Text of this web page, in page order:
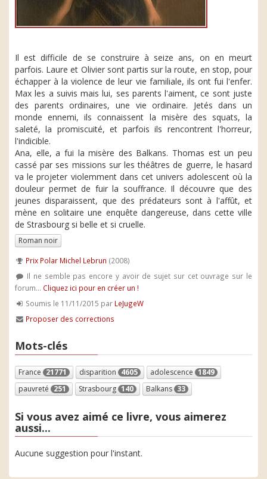
Il est difficile de se construire à seize ans, on en meurt
parfois. Laure et Olivier sont partis sur la route, en stop, pour
échapper à la violence de leur vie familiale, ils ont fui l'enfer.
Max les a suivis mais lui, ses parents l'aiment, ce sont juste
des parents ordinaires, une vie ordinaire. Jetés dans un
monde ennemi, ils connaissent la misère des squats, la
saleté, la promiscuité, et parfois ils rencontrent l'horreur,
l'indicible.
Ana, elle, a fui la misère des Balkans. Thomas est un peu
cassé par ses missions sur les théâtres de guerre, le hasard
va le projeter violemment dans cet univers adolescent où la
douleur permet de fuir la souffrance. Il découvre que des
jeunes disparaissent, que des prédateurs sont à l'affût, et
mène en solitaire une enquête dangereuse, dans cette ville
de Strasbourg si belle et si cruelle.
Roman noir
Prix Polar Michel Lebrun (2008)
Il ne semble pas encore y avoir de sujet sur cet ouvrage sur le
forum... Cliquez ici pour en créer un !
Soumis le 11/11/2015 par LeJugeW
Proposer des corrections
Mots-clés
France 21771 disparition 4605 adolescence 1849
pauvreté 251 Strasbourg 140 Balkans 33
Si vous avez aimé ce livre, vous aimerez
aussi...
Aucune suggestion pour l'instant.